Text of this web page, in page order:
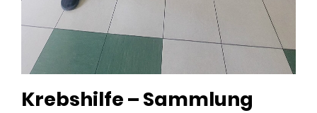
Krebshilfe – Sammlung